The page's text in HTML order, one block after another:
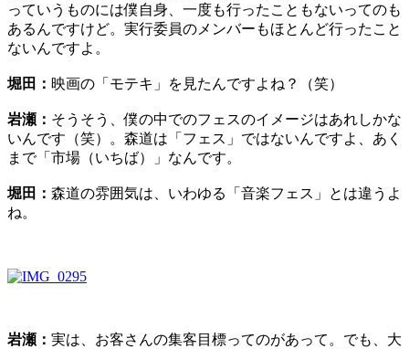
っていうものには僕自身、一度も行ったこともないってのも
あるんですけど。実行委員のメンバーもほとんど行ったこと
ないんですよ。
堀田： 映画の「モテキ」を見たんですよね？（笑）
岩瀬： そうそう、僕の中でのフェスのイメージはあれしかな
いんです（笑）。森道は「フェス」ではないんですよ、あく
まで「市場（いちば）」なんです。
堀田： 森道の雰囲気は、いわゆる「音楽フェス」とは違うよ
ね。
岩瀬： 実は、お客さんの集客目標ってのがあって。でも、大